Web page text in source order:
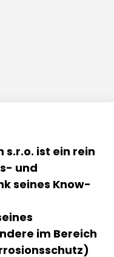
s.r.o. ist ein rein
und
seines Know-
im Bereich